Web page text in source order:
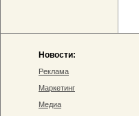
Новости:
Реклама
Маркетинг
Медиа